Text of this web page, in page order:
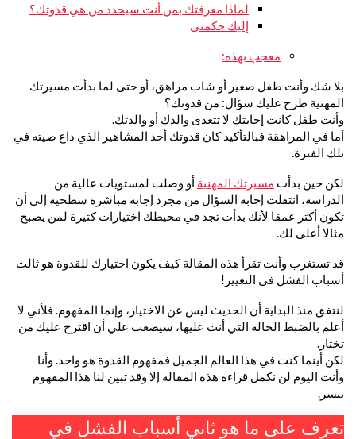
لماذا معرفتك بمن أنت سيحدد من هي قدوتك؟
إليك حكمتي
معجب بهذه:
بلا شك وأنت طفل صغير أو شاب مراهق، أو حتى لما بدأت مسيرتك
المهنية طرح عليك سؤال: من قدوتك؟
وأنت طفل كانت إجابتك لا تتعدى والدك أو والدتك.
أما في المراهقة فبالتأكيد كان قدوتك أحد المشاهير الذي داع صيته في
تلك الفترة.
لكن حين بدأت مسيرتك المهنية أو وصلت لمستويات عالية من
الدراسة، انتقلت إجابة السؤال من مجرد إجابة مباشرة سطحية إلى أن
تكون أكثر عمقا لأنك بدأت تجد في محيطك اختيارات كثيرة لمن يصبح
مثالا أعلى لك.
قد تستغرب وأنت تقرأ هذه المقالة كيف يكون اختيارك للقدوة هو ثالث
أسباب الفشل في التغيير!
لنتفق منذ البداية أن الحديث ليس عن الاختيار، وإنما المفهوم. فلأني لا
أعلم بالضبط الحالة التي أنت عليها، سيصعب علي أن اقترح عليك من
تختار.
لكن أينما كنت في هذا العالم الجميل فمفهوم القدوة هو واحد. وأنا
وأنت اليوم لن نكمل قراءة هذه المقالة إلا وقد تبين لنا هذا المفهوم
بيسر.
تعرف على ما هو ثاني أسباب الفشل في